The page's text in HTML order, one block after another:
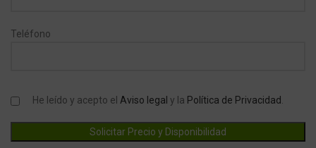
Teléfono
He leído y acepto el Aviso legal y la Política de Privacidad.